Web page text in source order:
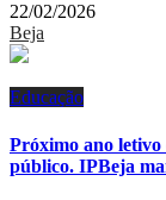
22/02/2026
Beja
Educação
Próximo ano letivo
público. IPBeja